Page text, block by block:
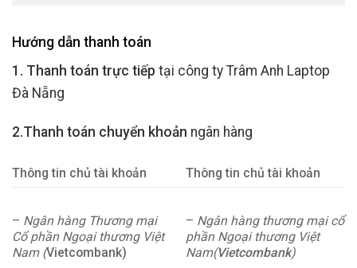
Hướng dẫn thanh toán
1. Thanh toán trực tiếp tại công ty Trâm Anh Laptop
Đà Nẵng
2.Thanh toán chuyển khoản ngân hàng
Thông tin chủ tài khoản Thông tin chủ tài khoản
– Ngân hàng Thương mại
Cổ phần Ngoại thương Việt
Nam (Vietcombank)
– Ngân hàng thương mại cổ
phần Ngoại thương Việt
Nam(Vietcombank)